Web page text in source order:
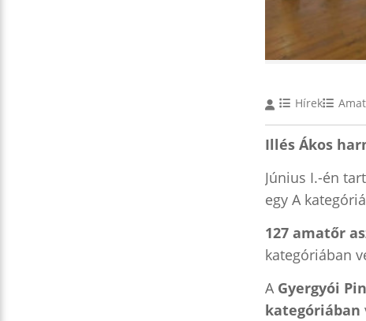
Hírek
Illés Ákos
Június I.-én
egy A
127 amatőr
kategóriában
A Gyergyói
kategóriában